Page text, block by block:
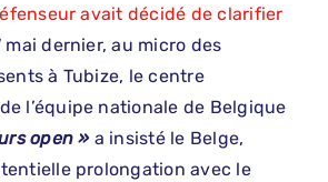
avait décidé de clarifier
mai dernier, au micro des
à Tubize, le centre
l’équipe nationale de Belgique
open » a insisté le Belge,
prolongation avec le